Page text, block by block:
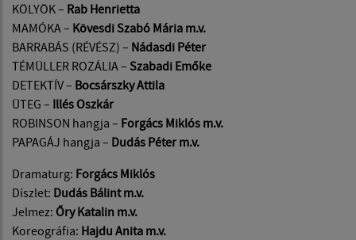
KÖLYÖK – Rab Henrietta
MAMÓKA – Kövesdi Szabó Mária m.v.
BARRABÁS (RÉVÉSZ) – Nádasdi Péter
TÉMÜLLER ROZÁLIA – Szabadi Emőke
DETEKTÍV – Bocsárszky Attila
ÜTEG – Illés Oszkár
ROBINSON hangja – Forgács Miklós m.v.
PAPAGÁJ hangja – Dudás Péter m.v.
Dramaturg: Forgács Miklós
Díszlet: Dudás Bálint m.v.
Jelmez: Őry Katalin m.v.
Koreográfia: Hajdu Anita m.v.